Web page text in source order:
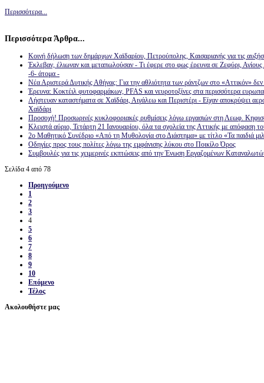
Περισσότερα...
Περισσότερα Άρθρα...
Κοινή δήλωση των δημάρχων Χαϊδαρίου, Πετρούπολης, Καισαριανής για τις
Έκλεβαν, έλιωναν και μεταπωλούσαν - Τι έφερε στο φως έρευνα σε Ζεφύρι,
-6- άτομα -
Νέα Αριστερά Δυτικής Αθήνας: Για την αθλιότητα των ράντζων στο «Αττικόν» δεν
Έρευνα: Κοκτέιλ φυτοφαρμάκων, PFAS και νευροτοξίνες στα περισσότερα
Λήστευαν καταστήματα σε Χαϊδάρι, Αιγάλεω και Περιστέρι - Είχαν αποκρύψει
Χαϊδάρι
Προσοχή! Προσωρινές κυκλοφοριακές ρυθμίσεις λόγω εργασιών στη Λεωφ.
Κλειστά αύριο, Τετάρτη 21 Ιανουαρίου, όλα τα σχολεία της Αττικής με απόφαση
2ο Μαθητικό Συνέδριο «Από τη Μυθολογία στο Διάστημα» με τίτλο «Τα παιδιά
Οδηγίες προς τους πολίτες λόγω της εμφάνισης λύκου στο Ποικίλο Όρος
Συμβουλές για τις χειμερινές εκπτώσεις από την Ένωση Εργαζομένων
Σελίδα 4 από 78
Προηγούμενο
1
2
3
4
5
6
7
8
9
10
Επόμενο
Τέλος
Ακολουθήστε μας